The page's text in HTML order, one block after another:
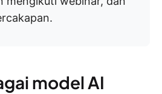
model AI